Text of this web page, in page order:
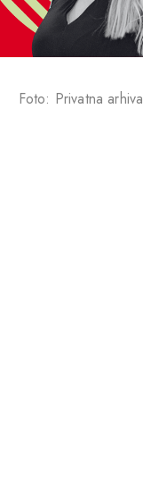
Foto: Privatna arhiva